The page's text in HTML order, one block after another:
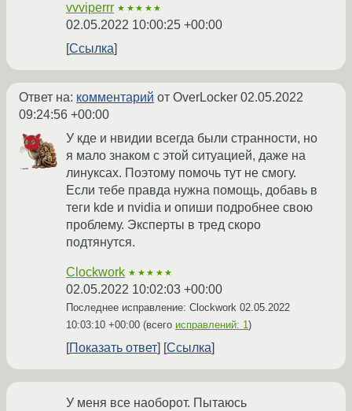
vvviperrr ★★★★★
02.05.2022 10:00:25 +00:00
Ссылка
Ответ на: комментарий от OverLocker 02.05.2022
09:24:56 +00:00
У кде и нвидии всегда были странности, но
я мало знаком с этой ситуацией, даже на
линуксах. Поэтому помочь тут не смогу.
Если тебе правда нужна помощь, добавь в
теги kde и nvidia и опиши подробнее свою
проблему. Эксперты в тред скоро
подтянутся.
Clockwork ★★★★★
02.05.2022 10:02:03 +00:00
Последнее исправление: Clockwork 02.05.2022
10:03:10 +00:00 (всего исправлений: 1)
Показать ответ Ссылка
У меня все наоборот. Пытаюсь